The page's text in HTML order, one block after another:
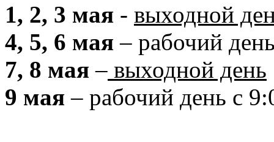
1, 2, 3 мая - выходной
4, 5, 6 мая – рабочий
7, 8 мая– выходной день
9 мая – рабочий день с